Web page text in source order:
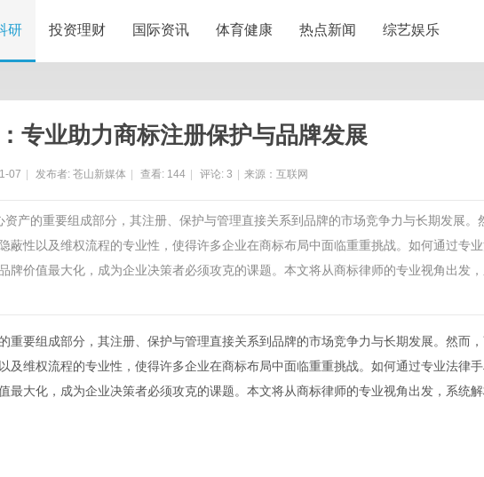
研 投资理财 国际资讯 体育健康 热点新闻 综艺娱乐
专业助力商标注册保护与品牌发展
07 发布者: 苍山新媒体 查看: 144 评论: 3 来源：互联网
产的重要组成部分，其注册、保护与管理直接关系到品牌的市场竞争力与长期发展。
蔽性以及维权流程的专业性，使得许多企业在商标布局中面临重重挑战。如何通过专
牌价值最大化，成为企业决策者必须攻克的课题。本文将从商标律师的专业视角出发
重要组成部分，其注册、保护与管理直接关系到品牌的市场竞争力与长期发展。然而
及维权流程的专业性，使得许多企业在商标布局中面临重重挑战。如何通过专业法律
最大化，成为企业决策者必须攻克的课题。本文将从商标律师的专业视角出发，系统